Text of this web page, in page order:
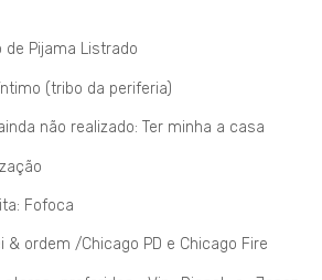
de Pijama Listrado
(tribo da periferia)
não realizado: Ter minha a casa
Fofoca
& ordem /Chicago PD e Chicago Fire